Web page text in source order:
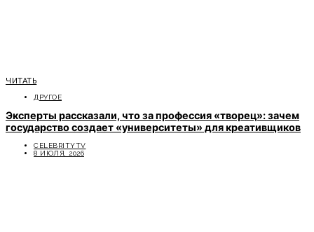
ЧИТАТЬ
ДРУГОЕ
Эксперты рассказали, что за профессия «творец»: зачем
государство создает «университеты» для креативщиков
CELEBRITYTV
8 ИЮЛЯ, 2026